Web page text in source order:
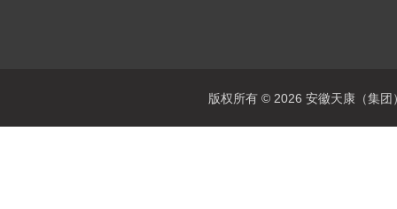
版权所有 © 2026 安徽天康（集